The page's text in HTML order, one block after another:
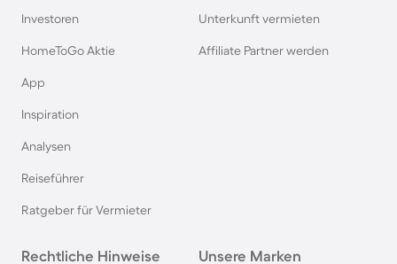
Bungalows in Deutschland
Bungalows in der Toskana
Investoren
HomeToGo Aktie
App
Inspiration
Analysen
Reiseführer
Ratgeber für Vermieter
Unterkunft vermieten
Affiliate Partner werden
Rechtliche Hinweise Unsere Marken